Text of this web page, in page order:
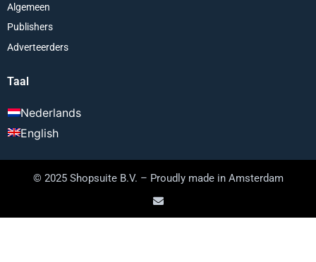
Algemeen
Publishers
Adverteerders
Taal
Nederlands
English
© 2025 Shopsuite B.V. – Proudly made in Amsterdam